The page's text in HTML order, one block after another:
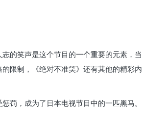
的笑声是这个节目的一个重要的元素，当
限制，《绝对不准笑》还有其他的精彩内
罚，成为了日本电视节目中的一匹黑马。